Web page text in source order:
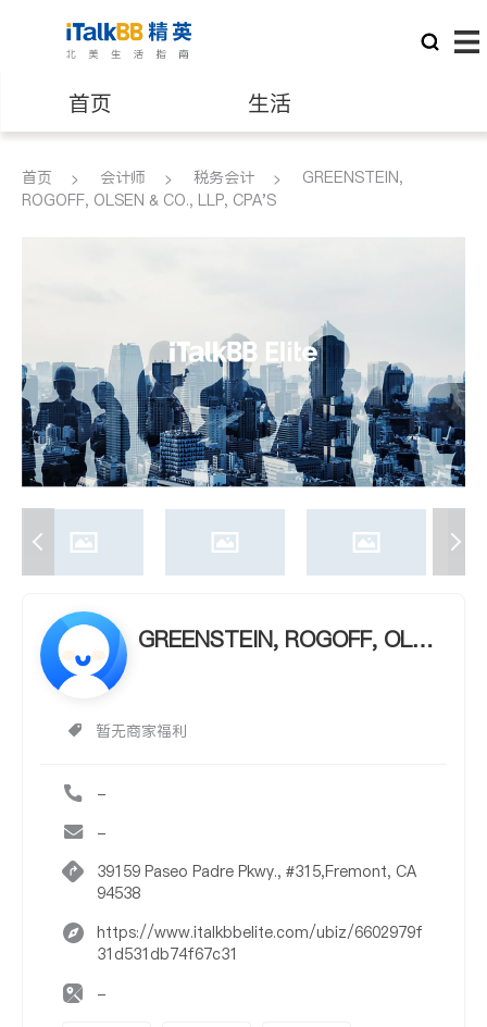
首页 生活
医生 律师
养老 非盈利组织
首页 会计师 税务会计
GREENSTEIN,
ROGOFF, OLSEN & CO., LLP, CPA'S
GREENSTEIN, ROGOFF, OLSE
暂无商家福利
-
-
39159 Paseo Padre Pkwy., #315,Fremont, CA
94538
https://www.italkbbelite.com/ubiz/6602979f
31d531db74f67c31
-